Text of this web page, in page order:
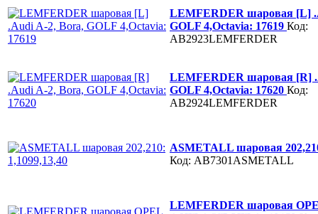
LEMFERDER шаровая [L]
GOLF 4,Octavia: 17619 Код:
AB2923LEMFERDER
LEMFERDER шаровая [R]
GOLF 4,Octavia: 17620 Код:
AB2924LEMFERDER
ASMETALL шаровая
Код: AB7301ASMETALL
LEMFERDER шаровая